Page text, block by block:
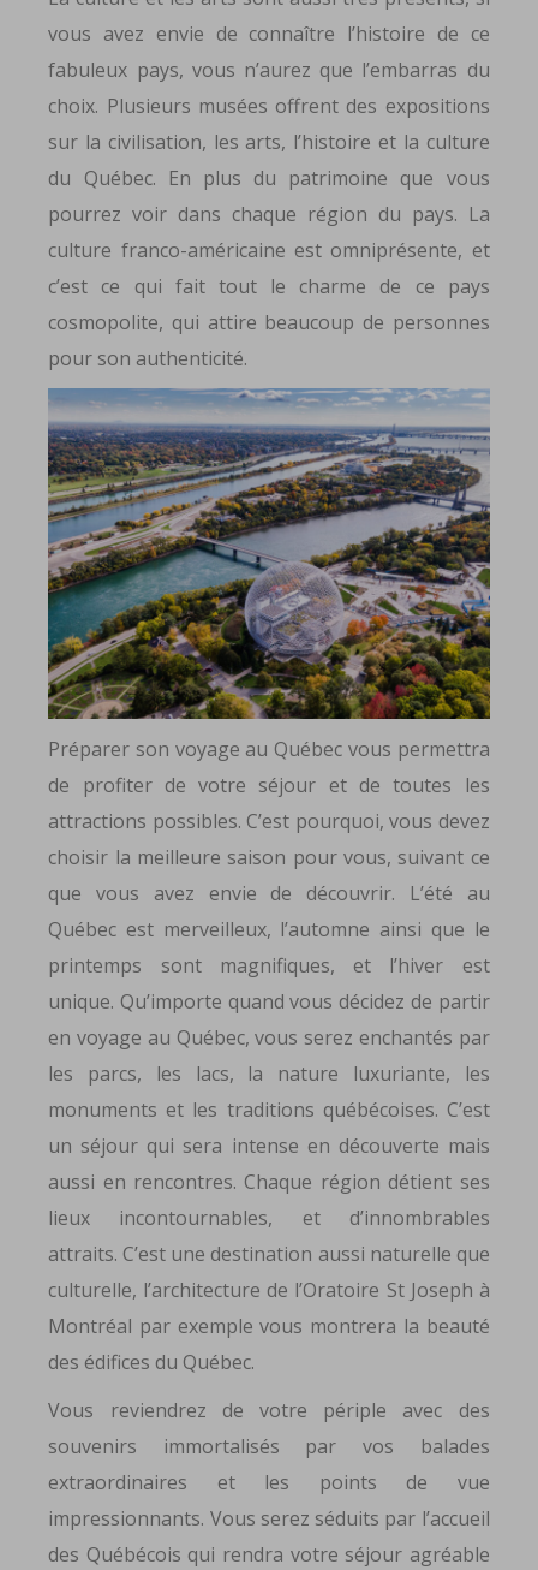
vous avez envie de connaître l’histoire de ce
fabuleux pays, vous n’aurez que l’embarras du
choix. Plusieurs musées offrent des expositions
sur la civilisation, les arts, l’histoire et la culture
du Québec. En plus du patrimoine que vous
pourrez voir dans chaque région du pays. La
culture franco-américaine est omniprésente, et
c’est ce qui fait tout le charme de ce pays
cosmopolite, qui attire beaucoup de personnes
pour son authenticité.
Préparer son voyage au Québec vous permettra
de profiter de votre séjour et de toutes les
attractions possibles. C’est pourquoi, vous devez
choisir la meilleure saison pour vous, suivant ce
que vous avez envie de découvrir. L’été au
Québec est merveilleux, l’automne ainsi que le
printemps sont magnifiques, et l’hiver est
unique. Qu’importe quand vous décidez de partir
en voyage au Québec, vous serez enchantés par
les parcs, les lacs, la nature luxuriante, les
monuments et les traditions québécoises. C’est
un séjour qui sera intense en découverte mais
aussi en rencontres. Chaque région détient ses
lieux incontournables, et d’innombrables
attraits. C’est une destination aussi naturelle que
culturelle, l’architecture de l’Oratoire St Joseph à
Montréal par exemple vous montrera la beauté
des édifices du Québec.
Vous reviendrez de votre périple avec des
souvenirs immortalisés par vos balades
extraordinaires et les points de vue
impressionnants. Vous serez séduits par l’accueil
des Québécois qui rendra votre séjour agréable